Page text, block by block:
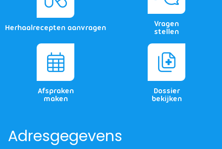
Herhaalrecepten aanvragen
Vragen
stellen
Afspraken
maken
Dossier
bekijken
Adresgegevens